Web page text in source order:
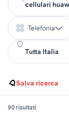
Telefonia
Salva ricerca
90 risultati